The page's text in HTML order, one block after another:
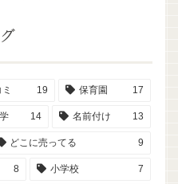
19 保育園 17
14 名前付け 13
どこに売ってる 9
8 小学校 7